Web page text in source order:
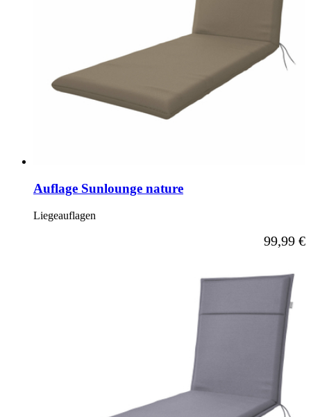
Auflage Sunlounge nature
Liegeauflagen
Ab
99,99 €